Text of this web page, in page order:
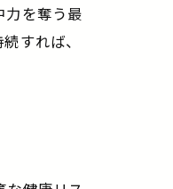
力を奪う最
すれば、